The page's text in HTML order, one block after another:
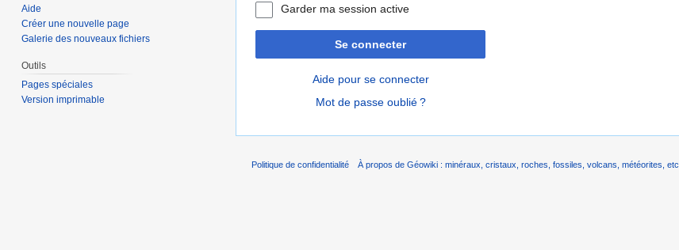
Garder ma session active
Se connecter
Aide pour se connecter
Mot de passe oublié ?
Aide
Créer une nouvelle page
Galerie des nouveaux fichiers
Outils
Pages spéciales
Version imprimable
Politique de confidentialité À propos de Géowiki : minéraux, cristaux, roches, fossiles, volcans, météorites, etc.